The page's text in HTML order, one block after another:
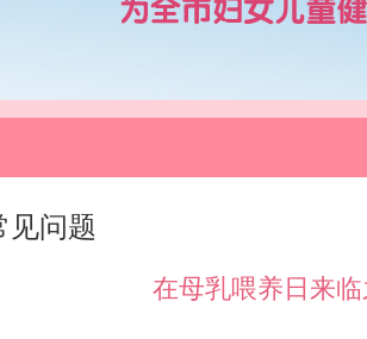
见问题
在母乳喂养日来